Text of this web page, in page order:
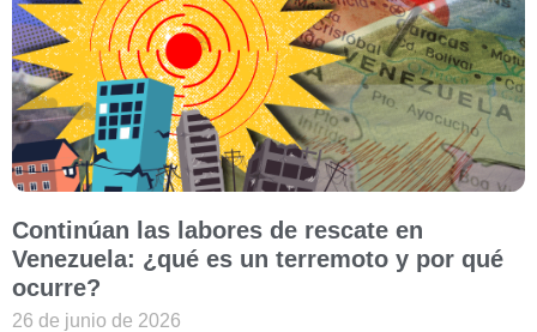
Continúan las labores de rescate en
Venezuela: ¿qué es un terremoto y por qué
ocurre?
26 de junio de 2026